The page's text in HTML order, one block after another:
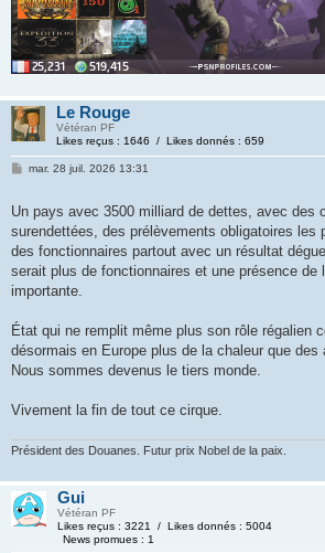
Le Rouge
Vétéran PF
Likes reçus : 1646 / Likes donnés : 659
mar. 28 juil. 2026 13:31
Un pays avec 3500 milliard de dettes, avec des
surendettées, des prélèvements obligatoires les
des fonctionnaires partout avec un résultat
serait plus de fonctionnaires et une présence de
importante.
État qui ne remplit même plus son rôle régalien
désormais en Europe plus de la chaleur que des
Nous sommes devenus le tiers monde.
Vivement la fin de tout ce cirque.
Président des Douanes. Futur prix Nobel de la paix.
Gui
Vétéran PF
Likes reçus : 3221 / Likes donnés : 5004
News promues : 1